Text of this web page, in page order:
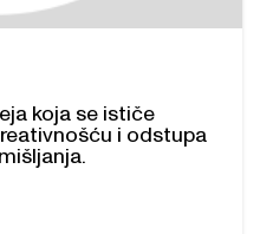
koja se ističei odstupa